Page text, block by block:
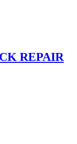
REPAIR